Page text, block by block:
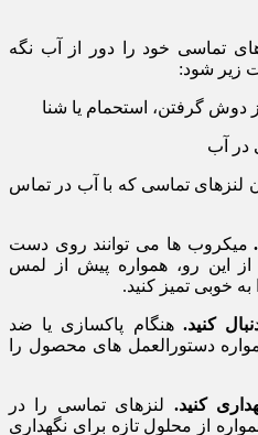
تماسی خود را دور از آب نگه
زیر شود:
دوش گرفتن، استحمام یا شنا
در آب
لنزهای تماسی که با آب در تماس
میکروب ها می توانند روی دست
این رو، همواره پیش از لمس
خوبی تمیز کنید.
کنید. هنگام پاکسازی یا ضد
دستورالعمل های محصول را
کنید. لنزهای تماسی را در
از محلول تازه برای نگهداری